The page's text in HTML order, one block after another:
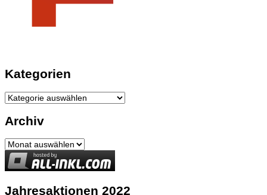
Kategorien
Kategorien
Archiv
Archiv
Jahresaktionen 2022